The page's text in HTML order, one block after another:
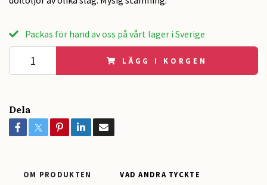
Packas för hand av oss på vårt lager i Sverige
LÄGG I KORGEN
Dela
OM PRODUKTEN VAD ANDRA TYCKTE